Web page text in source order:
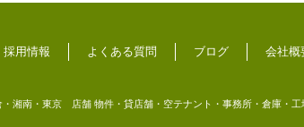
採用情報 よくある質問 ブログ 会社概
南・東京 店舗 物件・貸店舗・空テナント・事務所・倉庫・